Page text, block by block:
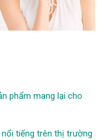
phẩm mang lại cho
tiếng trên thị trường